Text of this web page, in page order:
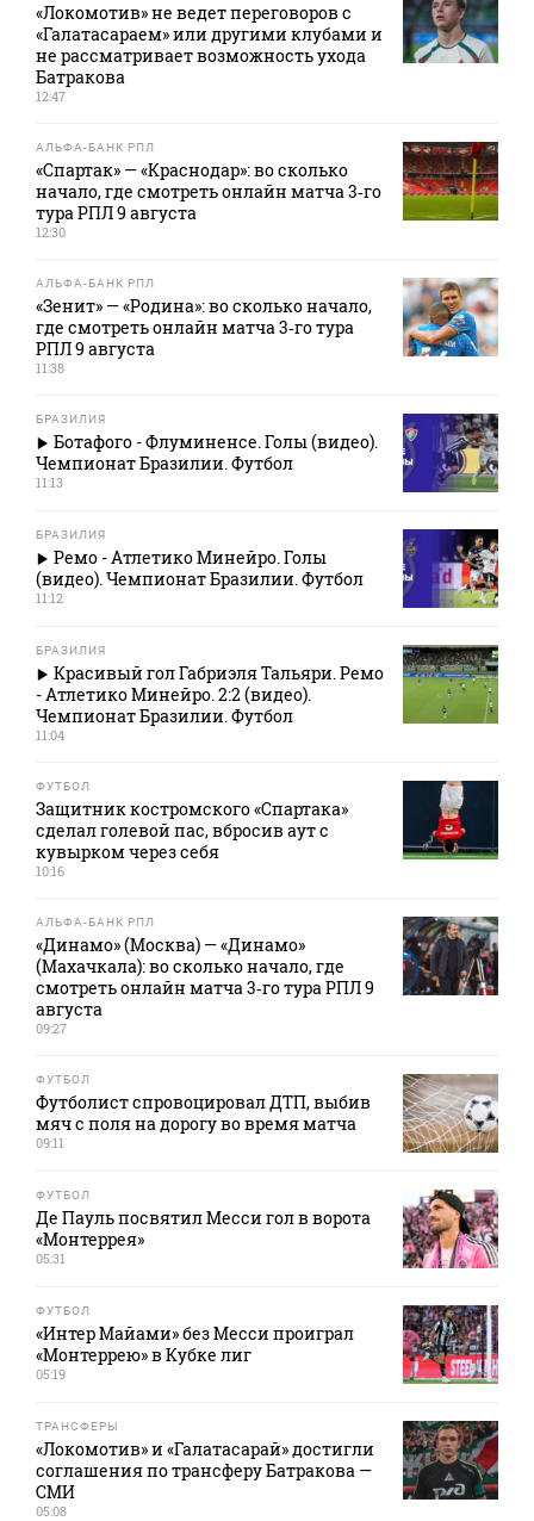
«Локомотив» не ведет переговоров с
«Галатасараем» или другими клубами и
не рассматривает возможность ухода
Батракова
12:47
АЛЬФА-БАНК РПЛ
«Спартак» — «Краснодар»: во сколько
начало, где смотреть онлайн матча 3‑го
тура РПЛ 9 августа
12:30
АЛЬФА-БАНК РПЛ
«Зенит» — «Родина»: во сколько начало,
где смотреть онлайн матча 3‑го тура
РПЛ 9 августа
11:38
БРАЗИЛИЯ
Ботафого - Флуминенсе. Голы (видео).
Чемпионат Бразилии. Футбол
11:13
БРАЗИЛИЯ
Ремо - Атлетико Минейро. Голы
(видео). Чемпионат Бразилии. Футбол
11:12
БРАЗИЛИЯ
Красивый гол Габриэля Тальяри. Ремо
- Атлетико Минейро. 2:2 (видео).
Чемпионат Бразилии. Футбол
11:04
ФУТБОЛ
Защитник костромского «Спартака»
сделал голевой пас, вбросив аут с
кувырком через себя
10:16
АЛЬФА-БАНК РПЛ
«Динамо» (Москва) — «Динамо»
(Махачкала): во сколько начало, где
смотреть онлайн матча 3‑го тура РПЛ 9
августа
09:27
ФУТБОЛ
Футболист спровоцировал ДТП, выбив
мяч с поля на дорогу во время матча
09:11
ФУТБОЛ
Де Пауль посвятил Месси гол в ворота
«Монтеррея»
05:31
ФУТБОЛ
«Интер Майами» без Месси проиграл
«Монтеррею» в Кубке лиг
05:19
ТРАНСФЕРЫ
«Локомотив» и «Галатасарай» достигли
соглашения по трансферу Батракова —
СМИ
05:08